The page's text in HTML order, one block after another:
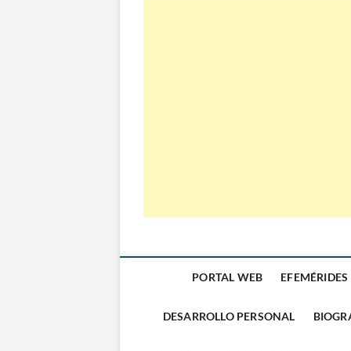
PORTAL WEB EFEMÉRIDES
DESARROLLO PERSONAL